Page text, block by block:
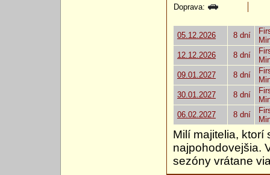
Doprava:
05.12.2026 8 dní
12.12.2026
8 dní
09.01.2027
8 dní
30.01.2027
8 dní
06.02.2027
8 dní
Milí majitelia, ktorí
najpohodovejšia.
sezóny vrátane